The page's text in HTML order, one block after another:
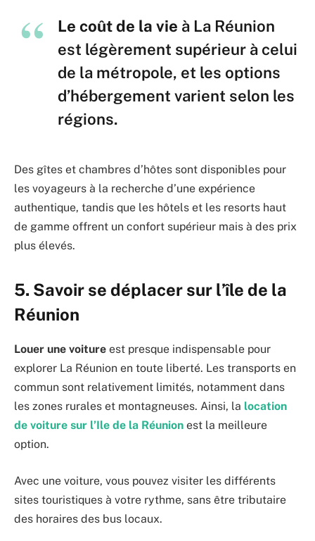
Le coût de la vie à La Réunion
est légèrement supérieur à celui
de la métropole, et les options
d’hébergement varient selon les
régions.
Des gîtes et chambres d’hôtes sont disponibles pour
les voyageurs à la recherche d’une expérience
authentique, tandis que les hôtels et les resorts haut
de gamme offrent un confort supérieur mais à des prix
plus élevés.
5. Savoir se déplacer sur l’île de la
Réunion
Louer une voiture est presque indispensable pour
explorer La Réunion en toute liberté. Les transports en
commun sont relativement limités, notamment dans
les zones rurales et montagneuses. Ainsi, la location
de voiture sur l’Ile de la Réunion est la meilleure
option.
Avec une voiture, vous pouvez visiter les différents
sites touristiques à votre rythme, sans être tributaire
des horaires des bus locaux.